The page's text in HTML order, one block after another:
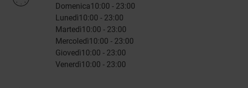
Domenica10:00 - 23:00
Lunedì10:00 - 23:00
Martedì10:00 - 23:00
Mercoledì10:00 - 23:00
Giovedì10:00 - 23:00
Venerdì10:00 - 23:00